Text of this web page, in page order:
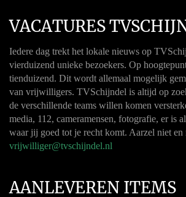
VACATURES
Iedere dag trekt het lokale nieuws op
vierduizend unieke bezoekers. Op
tienduizend. Dit wordt allemaal mogelijk
van vrijwilligers. TVSchijndel is altijd op
de verschillende teams willen komen
media, 112, cameramensen, fotografie, er is
waar jij goed tot je recht komt. Aarzel niet en
vrijwilliger@tvschijndel.nl
AANLEVEREN ITEMS